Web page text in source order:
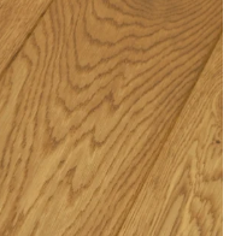
deski Walczak to
który przeplata się
ciepła, pełna uroku